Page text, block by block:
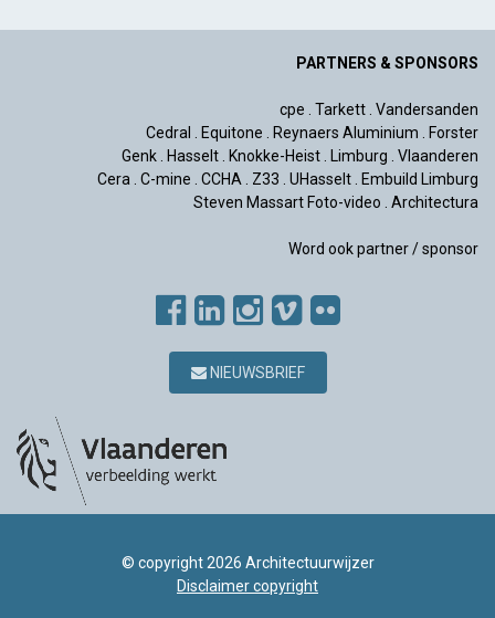
PARTNERS & SPONSORS
cpe Tarkett Vandersanden
Cedral
Equitone Reynaers Aluminium
Forster
Genk
Hasselt Knokke-Heist Limburg
Vlaanderen
Cera
C-mine CCHA Z33 UHasselt
Embuild Limburg
Steven Massart Foto-video
Architectura
Word ook partner / sponsor
NIEUWSBRIEF
© copyright 2026 Architectuurwijzer
Disclaimer copyright